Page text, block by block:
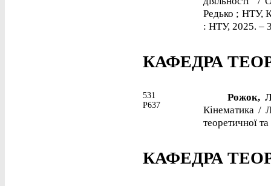
Редько ; НТУ,
: НТУ, 2025. –
КАФЕДРА
531
Р637
Рожок,
Кінематика
теоретичної
КАФЕДРА